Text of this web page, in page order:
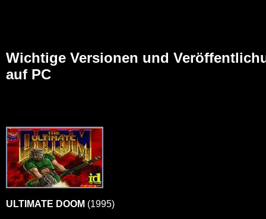
Wichtige Versionen und
auf PC
ULTIMATE DOOM (1995)